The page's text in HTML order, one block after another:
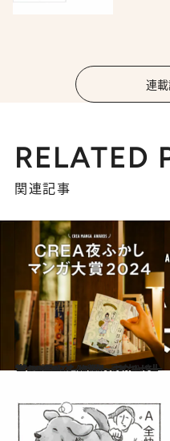
連
RELATED
関連記事
2024.9.6
【CREA夜ふかしマンガ大賞2024】《1位～5位》大賞に輝いたのは『じゃあ、あんたが作ってみろよ』
カルチャー